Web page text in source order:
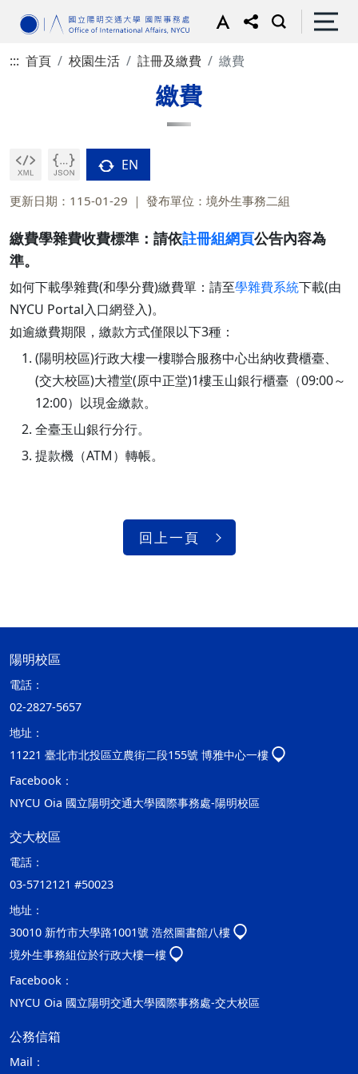
::: 首頁 校園生活 註冊及繳費 繳費
繳費
EN
更新日期：115-01-29 發布單位：境外生事務二組
繳費學雜費收費標準：請依註冊組網頁公告內容為
準。
如何下載學雜費(和學分費)繳費單：請至學雜費系統下載(由
NYCU Portal入口網登入)。
如逾繳費期限，繳款方式僅限以下3種：
(陽明校區)行政大樓一樓聯合服務中心出納收費櫃臺、
(交大校區)大禮堂(原中正堂)1樓玉山銀行櫃臺（09:00～
12:00）以現金繳款。
全臺玉山銀行分行。
提款機（ATM）轉帳。
回上一頁
陽明校區
電話：
02-2827-5657
地址：
11221 臺北市北投區立農街二段155號 博雅中心一樓
Facebook：
NYCU Oia 國立陽明交通大學國際事務處-陽明校區
交大校區
電話：
03-5712121 #50023
地址：
30010 新竹市大學路1001號 浩然圖書館八樓
境外生事務組位於行政大樓一樓
Facebook：
NYCU Oia 國立陽明交通大學國際事務處-交大校區
公務信箱
Mail：